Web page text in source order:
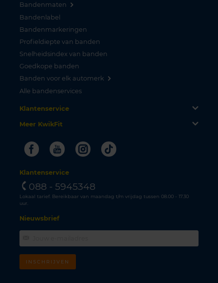
Bandenmaten
Bandenlabel
Bandenmarkeringen
Profieldiepte van banden
Snelheidsindex van banden
Goedkope banden
Banden voor elk automerk
Alle bandenservices
Klantenservice
Meer KwikFit
FacebookYoutubeInstagram
Tiktok
Klantenservice
088 - 5945348
Lokaal tarief. Bereikbaar van maandag t/m vrijdag tussen 08.00 - 17.30
uur.
Nieuwsbrief
INSCHRIJVEN